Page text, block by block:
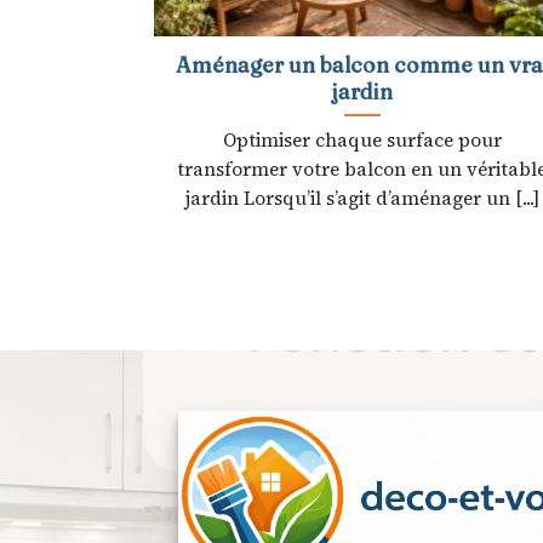
Aménager un balcon comme un
jardin
Optimiser chaque surface pour
transformer votre balcon en un
jardin Lorsqu’il s’agit d’aménager un [...]